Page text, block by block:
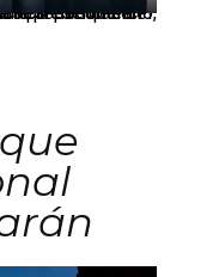
inversiones en comercio, educación, salud e industria pesquera.